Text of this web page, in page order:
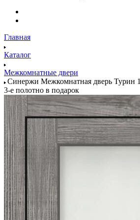
Главная
Каталог
Межкомнатные двери
Синержи Межкомнатная дверь Турин 1
3-е полотно в подарок